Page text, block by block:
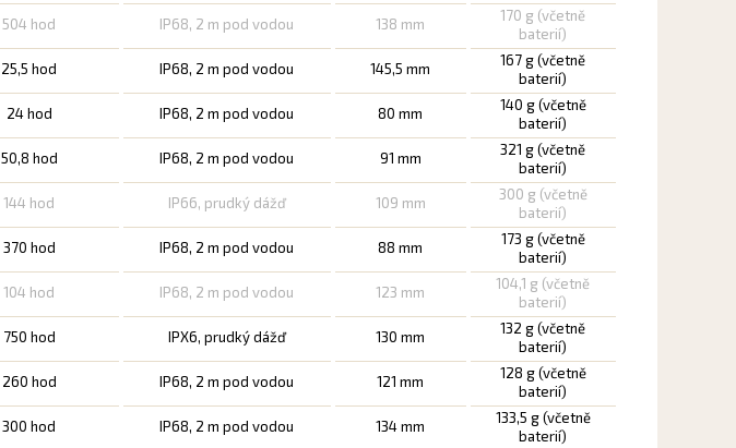
504 hod IP68, 2 m pod vodou 138 mm
170 g (včetně
baterií)
25,5 hod IP68, 2 m pod vodou 145,5 mm
167 g (včetně
baterií)
24 hod IP68, 2 m pod vodou 80 mm
140 g (včetně
baterií)
50,8 hod IP68, 2 m pod vodou 91 mm
321 g (včetně
baterií)
144 hod IP66, prudký dážď 109 mm
300 g (včetně
baterií)
370 hod IP68, 2 m pod vodou 88 mm
173 g (včetně
baterií)
104 hod IP68, 2 m pod vodou 123 mm
104,1 g (včetně
baterií)
750 hod IPX6, prudký dážď 130 mm
132 g (včetně
baterií)
260 hod IP68, 2 m pod vodou 121 mm
128 g (včetně
baterií)
300 hod IP68, 2 m pod vodou 134 mm
133,5 g (včetně
baterií)